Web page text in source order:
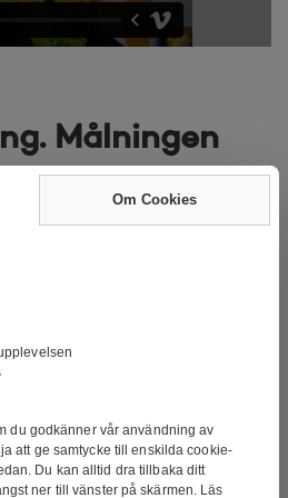
Målningen
Vi
att målningen
torr för leverans
början av
– Green Water
Om Cookies
du godkänner vår användning av
att ge samtycke till enskilda cookie-
Du kan alltid dra tillbaka ditt
ner till vänster på skärmen. Läs